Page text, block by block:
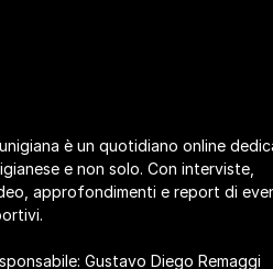
è un quotidiano online
e non solo. Con interviste,
approfondimenti e report di
Gustavo Diego Remaggi